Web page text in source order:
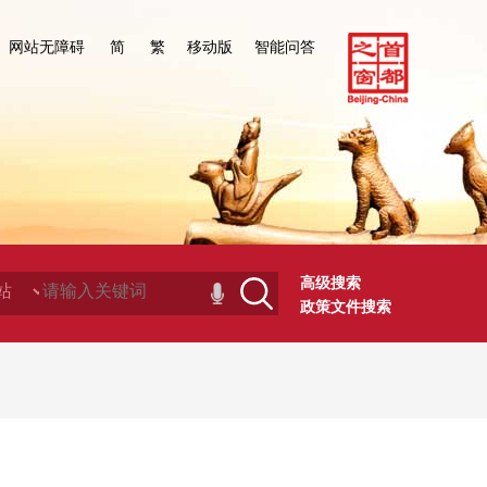
网站无障碍 简 繁 移动版 智能问答
高级搜索
政策文件搜索